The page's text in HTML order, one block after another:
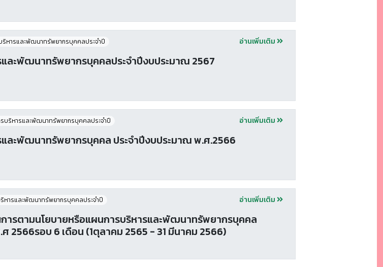
ริหารและพัฒนาทรัพยากรบุคคลประจําปี อ่านเพิ่มเติม
ละพัฒนาทรัพยากรบุคคลประจําปีงบประมาณ 2567
รบริหารและพัฒนาทรัพยากรบุคคลประจําปี อ่านเพิ่มเติม
ละพัฒนาทรัพยากรบุคคล ประจำปีงบประมาณ พ.ศ.2566
หารและพัฒนาทรัพยากรบุคคลประจําปี อ่านเพิ่มเติม
ารตามนโยบายหรือแผนการบริหารและพัฒนาทรัพยากรบุคคล
2566รอบ 6 เดือน (1ตุลาคม 2565 - 31 มีนาคม 2566)